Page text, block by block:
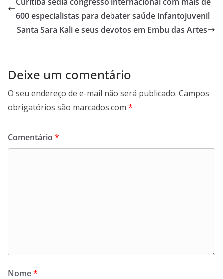
600 especialistas para debater saúde infantojuvenil
Santa Sara Kali e seus devotos em Embu das Artes
Deixe um comentário
O seu endereço de e-mail não será publicado. Campos
obrigatórios são marcados com *
Comentário *
Nome*